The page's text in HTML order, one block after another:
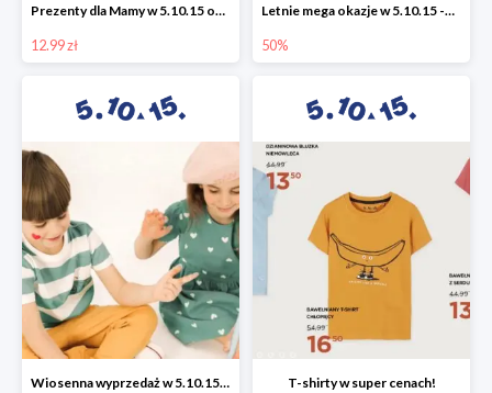
Prezenty dla Mamy w 5.10.15 od 12,99 zł
12.99 zł
Letnie mega okazje w 5.10.15 -50%
50%
Wiosenna wyprzedaż w 5.10.15 -70% T-shirty w super cenach!